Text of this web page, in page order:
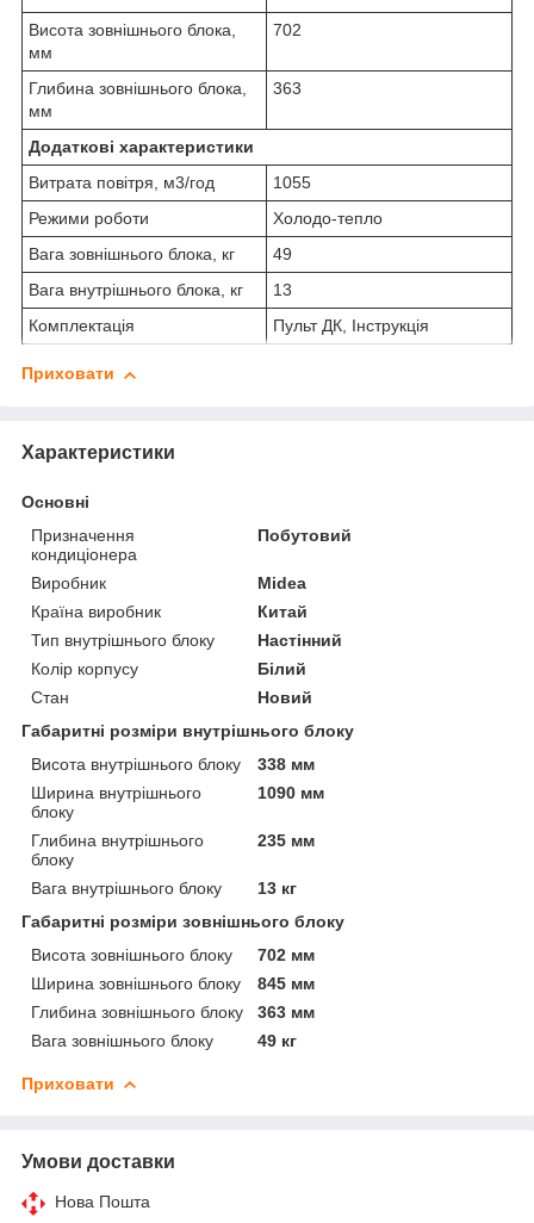
Висота зовнішнього блока,
мм
702
Глибина зовнішнього блока,
мм
363
Додаткові характеристики
Витрата повітря, м3/год
1055
Режими роботи
Холодо-тепло
Вага зовнішнього блока, кг
49
Вага внутрішнього блока, кг
13
Комплектація
Пульт ДК, Інструкція
Приховати
Характеристики
Основні
Призначення
кондиціонера
Побутовий
Виробник
Midea
Країна виробник
Китай
Тип внутрішнього блоку
Настінний
Колір корпусу
Білий
Стан
Новий
Габаритні розміри внутрішнього блоку
Висота внутрішнього блоку
338 мм
Ширина внутрішнього
блоку
1090 мм
Глибина внутрішнього
блоку
235 мм
Вага внутрішнього блоку
13 кг
Габаритні розміри зовнішнього блоку
Висота зовнішнього блоку
702 мм
Ширина зовнішнього блоку
845 мм
Глибина зовнішнього блоку
363 мм
Вага зовнішнього блоку
49 кг
Приховати
Умови доставки
Нова Пошта